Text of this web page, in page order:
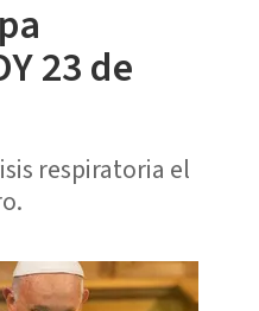
23 de
respiratoria el